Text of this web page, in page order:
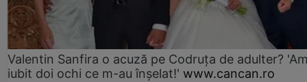
Valentin Sanfira o acuză pe Codruța de adulter?
iubit doi ochi ce m-au înșelat!' www.cancan.ro